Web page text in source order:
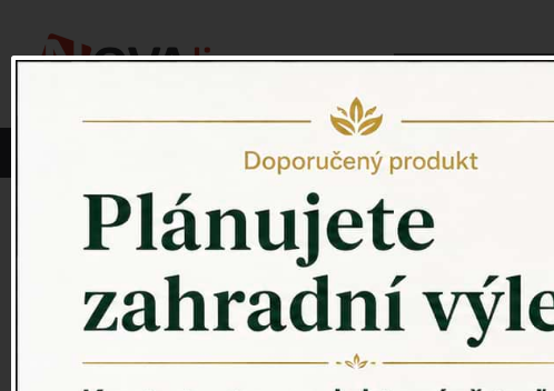
Vyberte si kategorii: NOVINKY
PÍTKO PRO PTÁKY
ZAHRADNÍ SOCHY
ZAHRADNÍ UMYVADLA
PTAČÍ BUDKY
Litinové škrabáky na boty
Venkovský domov